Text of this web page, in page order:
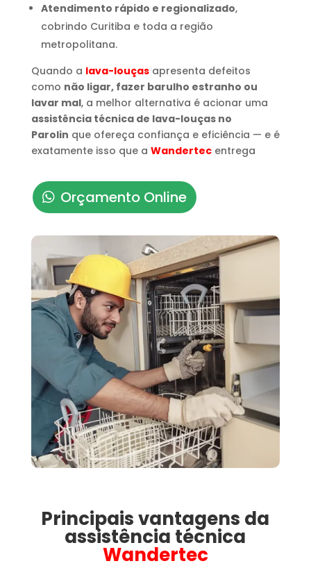
Atendimento rápido e regionalizado,
cobrindo Curitiba e toda a região
metropolitana.
Quando a lava-louçasapresenta defeitos
como não ligar, fazer barulho estranho ou
lavar mal, a melhor alternativa é acionar uma
assistência técnica de lava-louças no
Parolin que ofereça confiança e eficiência — e é
exatamente isso que a Wandertec entrega
Orçamento Online
Principais vantagens da
assistência técnica
Wandertec